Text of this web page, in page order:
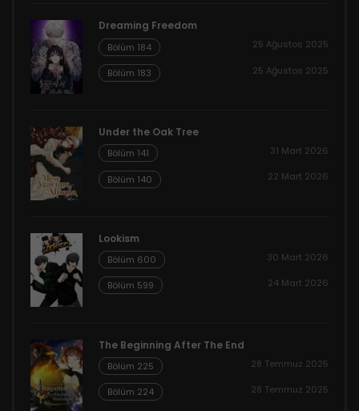
Dreaming Freedom
Bölüm 184 25 Ağustos 2025
Bölüm 183 25 Ağustos 2025
Under the Oak Tree
Bölüm 141 31 Mart 2026
Bölüm 140 22 Mart 2026
Lookism
Bölüm 600 30 Mart 2026
Bölüm 599 24 Mart 2026
The Beginning After The End
Bölüm 225 28 Temmuz 2025
Bölüm 224 28 Temmuz 2025